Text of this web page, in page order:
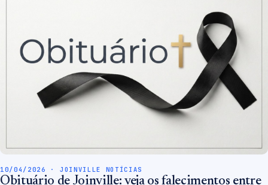
10/04/2026 · JOINVILLE NOTÍCIAS
Obituário de Joinville: veja os falecimentos entre